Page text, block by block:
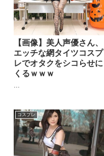
【画像】美人声優さん、
エッチな網タイツコスプ
レでオタクをシコらせに
くるｗｗｗ
コスプレ